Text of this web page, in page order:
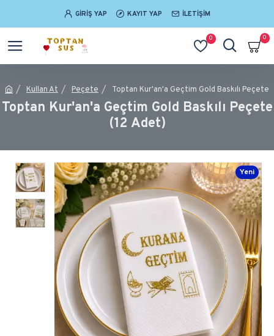
GIRIŞ YAP KAYIT YAP İLETIŞIM
0 0
Kullan At Peçete Toptan Kur'an'a Geçtim Gold Baskılı Peçete
Toptan Kur'an'a Geçtim Gold Baskılı Peçete
(12 Adet)
Yeni